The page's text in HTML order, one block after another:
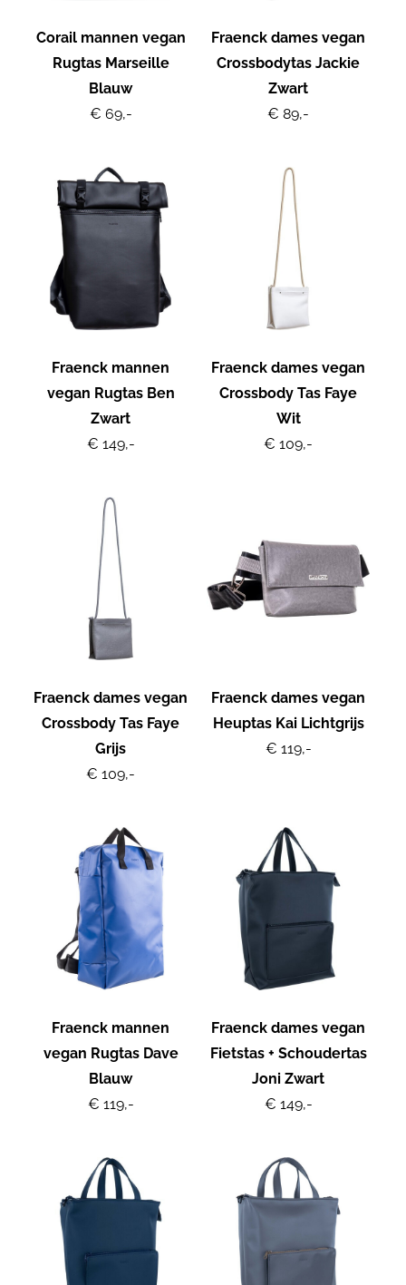
Corail mannen vegan
Rugtas Marseille
Blauw
€ 69,-
Fraenck dames vegan
Crossbodytas Jackie
Zwart
€ 89,-
Fraenck mannen
vegan Rugtas Ben
Zwart
€ 149,-
Fraenck dames vegan
Crossbody Tas Faye
Wit
€ 109,-
Fraenck dames vegan
Crossbody Tas Faye
Grijs
€ 109,-
Fraenck dames vegan
Heuptas Kai Lichtgrijs
€ 119,-
Fraenck mannen
vegan Rugtas Dave
Blauw
€ 119,-
Fraenck dames vegan
Fietstas + Schoudertas
Joni Zwart
€ 149,-